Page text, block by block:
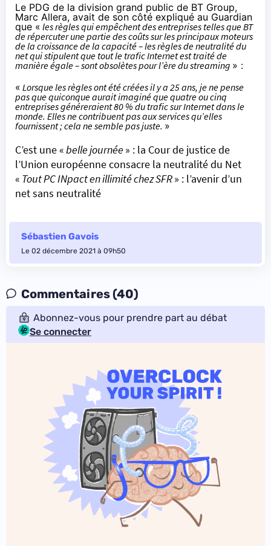
Le PDG de la division grand public de BT Group,
Marc Allera, avait de son côté expliqué au Guardian
que « les règles qui empêchent des entreprises telles que BT
de répercuter une partie des coûts sur les principaux moteurs
de la croissance de la capacité – les règles de neutralité du
net qui stipulent que tout le trafic Internet est traité de
manière égale – sont obsolètes pour l’ère du streaming » :
« Lorsque les règles ont été créées il y a 25 ans, je ne pense
pas que quiconque aurait imaginé que quatre ou cinq
entreprises généreraient 80 % du trafic sur Internet dans le
monde. Elles ne contribuent pas aux services qu’elles
fournissent ; cela ne semble pas juste. »
C’est une «belle journée » : la Cour de justice de
l’Union européenne consacre la neutralité du Net
« Tout PC INpact en illimité chez SFR» : l’avenir d’un
net sans neutralité
Sébastien Gavois
Le 02 décembre 2021 à 09h50
Commentaires (40)
Abonnez-vous pour prendre part au débat
Se connecter